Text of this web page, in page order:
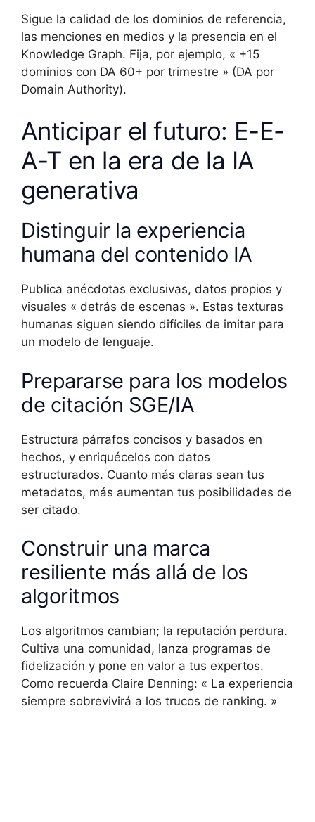
Sigue la calidad de los dominios de referencia,
las menciones en medios y la presencia en el
Knowledge Graph. Fija, por ejemplo, « +15
dominios con DA 60+ por trimestre » (DA por
Domain Authority).
Anticipar el futuro: E-E-
A-T en la era de la IA
generativa
Distinguir la experiencia
humana del contenido IA
Publica anécdotas exclusivas, datos propios y
visuales « detrás de escenas ». Estas texturas
humanas siguen siendo difíciles de imitar para
un modelo de lenguaje.
Prepararse para los modelos
de citación SGE/IA
Estructura párrafos concisos y basados en
hechos, y enriquécelos con datos
estructurados. Cuanto más claras sean tus
metadatos, más aumentan tus posibilidades de
ser citado.
Construir una marca
resiliente más allá de los
algoritmos
Los algoritmos cambian; la reputación perdura.
Cultiva una comunidad, lanza programas de
fidelización y pone en valor a tus expertos.
Como recuerda Claire Denning: « La experiencia
siempre sobrevivirá a los trucos de ranking. »